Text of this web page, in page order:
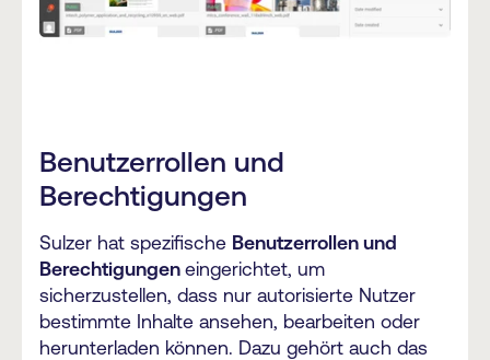
Benutzerrollen und
Berechtigungen
Sulzer hat spezifische Benutzerrollen und
Berechtigungen eingerichtet, um
sicherzustellen, dass nur autorisierte Nutzer
bestimmte Inhalte ansehen, bearbeiten oder
herunterladen können. Dazu gehört auch das